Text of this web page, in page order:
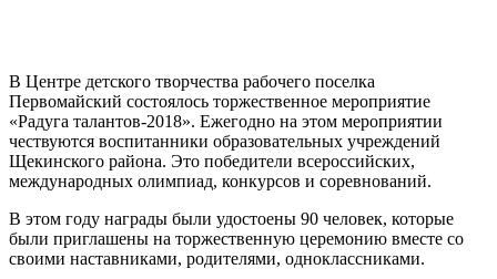
В Центре детского творчества рабочего поселка
Первомайский состоялось торжественное мероприятие
«Радуга талантов-2018». Ежегодно на этом мероприятии
чествуются воспитанники образовательных учреждений
Щекинского района. Это победители всероссийских,
международных олимпиад, конкурсов и соревнований.
В этом году награды были удостоены 90 человек, которые
были приглашены на торжественную церемонию вместе со
своими наставниками, родителями, одноклассниками.